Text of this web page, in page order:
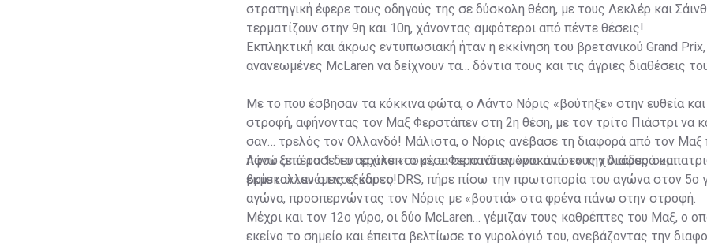
στρατηγική έφερε τους οδηγούς της σε δύσκολη θέση, με τους Λεκλέρ και
τερματίζουν στην 9η και 10η, χάνοντας αμφότεροι από πέντε θέσεις!
Εκπληκτική και άκρως εντυπωσιακή ήταν η εκκίνηση του βρετανικού Grand Prix,
ανανεωμένες McLaren να δείχνουν τα… δόντια τους και τις άγριες διαθέσεις
Με το που έσβησαν τα κόκκινα φώτα, ο Λάντο Νόρις «βούτηξε» στην ευθεία
στροφή, αφήνοντας τον Μαξ Φερστάπεν στη 2η θέση, με τον τρίτο Πιάστρι να
σαν… τρελός τον Ολλανδό! Μάλιστα, ο Νόρις ανέβασε τη διαφορά από τον Μαξ
πάνω από το 1 δευτερόλεπτο μέσα σε πανδαιμόνιο από τους χιλιάδες
βρίσκονταν στις εξέδρες!
Αφού ξεπέρασε το αρχικό «σοκ», ο Φερστάπεν «ροκάνισε» την διαφορά και
εκμεταλλευόμενος και το DRS, πήρε πίσω την πρωτοπορία του αγώνα στον 5ο
αγώνα, προσπερνώντας τον Νόρις με «βουτιά» στα φρένα πάνω στην στροφή.
Μέχρι και τον 12ο γύρο, οι δύο McLaren… γέμιζαν τους καθρέπτες του Μαξ, ο
εκείνο το σημείο και έπειτα βελτίωσε το γυρολόγιό του, ανεβάζοντας την